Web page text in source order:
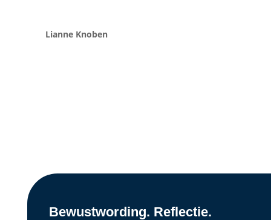
Lianne Knoben
Bewustwording. Reflectie.